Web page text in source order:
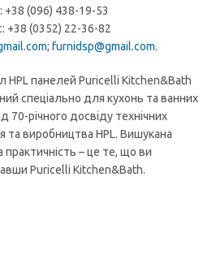
(096) 438-19-53
+38 (0352) 22-36-82
; furnidsp@gmail.com.
HPL панелей Puricelli Kitchen&Bath
спеціально для кухонь та ванних
70-річного досвіду технічних
та виробництва HPL. Вишукана
практичність – це те, що ви
Puricelli Kitchen&Bath.